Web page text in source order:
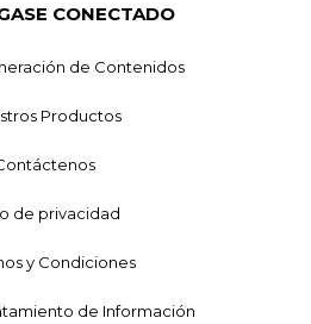
CONECTADO
de Contenidos
Productos
de privacidad
y Condiciones
de Información